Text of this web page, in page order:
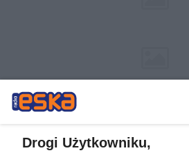
Drogi Użytkowniku,